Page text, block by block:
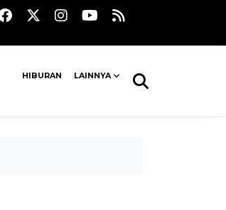
HIBURAN LAINNYA